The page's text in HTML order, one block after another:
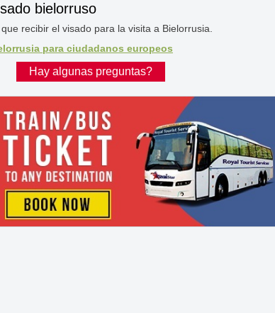
bielorruso
recibir el visado para la visita a Bielorrusia.
para ciudadanos europeos
Hay algunas preguntas?